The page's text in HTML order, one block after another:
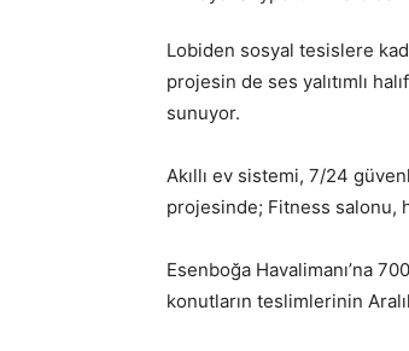
Lobiden sosyal tesislere
projesin de ses yalıtımlı
sunuyor.
Akıllı ev sistemi, 7/24
projesinde; Fitness salonu,
Esenboğa Havalimanı’na
konutların teslimlerinin